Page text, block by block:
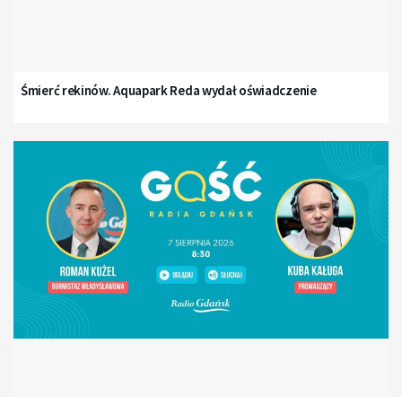
Śmierć rekinów. Aquapark Reda wydał oświadczenie